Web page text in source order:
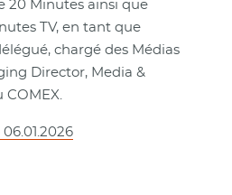
20 Minutes ainsi que
TV, en tant que
chargé des Médias
Director, Media &